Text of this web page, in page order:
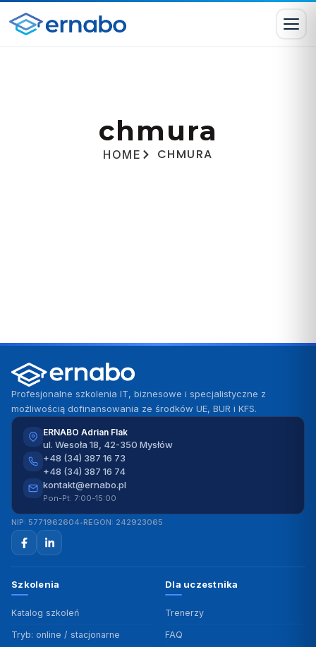
chmura
HOME CHMURA
Profesjonalne szkolenia IT, biznesowe i specjalistyczne z
możliwością dofinansowania ze środków UE, BUR i KFS.
ERNABO Adrian Flak
ul. Wesoła 18, 42-350 Mysłów
+48 (34) 387 16 73
+48 (34) 387 16 74
kontakt@ernabo.pl
Pon-Pt: 7:00-15:00
NIP: 5771962604•REGON: 242923065
Szkolenia
Katalog szkoleń
Tryb: online / stacjonarne
Dla uczestnika
Trenerzy
FAQ